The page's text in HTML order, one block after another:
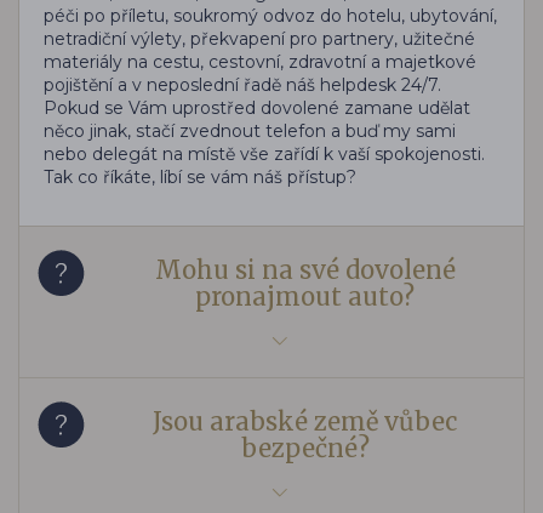
péči po příletu, soukromý odvoz do hotelu, ubytování,
netradiční výlety, překvapení pro partnery, užitečné
materiály na cestu, cestovní, zdravotní a majetkové
pojištění a v neposlední řadě náš helpdesk 24/7.
Pokud se Vám uprostřed dovolené zamane udělat
něco jinak, stačí zvednout telefon a buď my sami
nebo delegát na místě vše zařídí k vaší spokojenosti.
Tak co říkáte, líbí se vám náš přístup?
Mohu si na své dovolené
pronajmout auto?
Jsou arabské země vůbec
bezpečné?